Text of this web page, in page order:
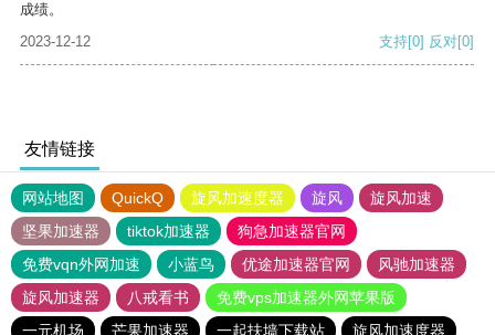
成绩。
2023-12-12
支持[0] 反对[0]
友情链接
网站地图 QuickQ 旋风加速度器 旋风
旋风加速
坚果加速器
tiktok加速器
狗急加速器官网
免费vqn外网加速
小蓝鸟 优途加速器官网
风驰加速器
旋风加速器
八戒看书
免费vps加速器外网苹果版
一元机场
芒果加速器 一起扶墙下载站 旋风加速度器